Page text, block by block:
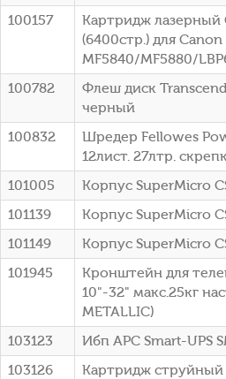
100157
Картридж лазерный
(6400стр.) для
MF5840/MF5880/
100782
Флеш диск
черный
100832
Шредер Fellowes
12лист. 27лтр.
101005
Корпус SuperMicro
101139
Корпус SuperMicro
101149
Корпус SuperMicro
101945
Кронштейн для
10"-32" макс.25кг
METALLIC)
103123
Ибп APC Smart-UPS
103126
Картридж струйный